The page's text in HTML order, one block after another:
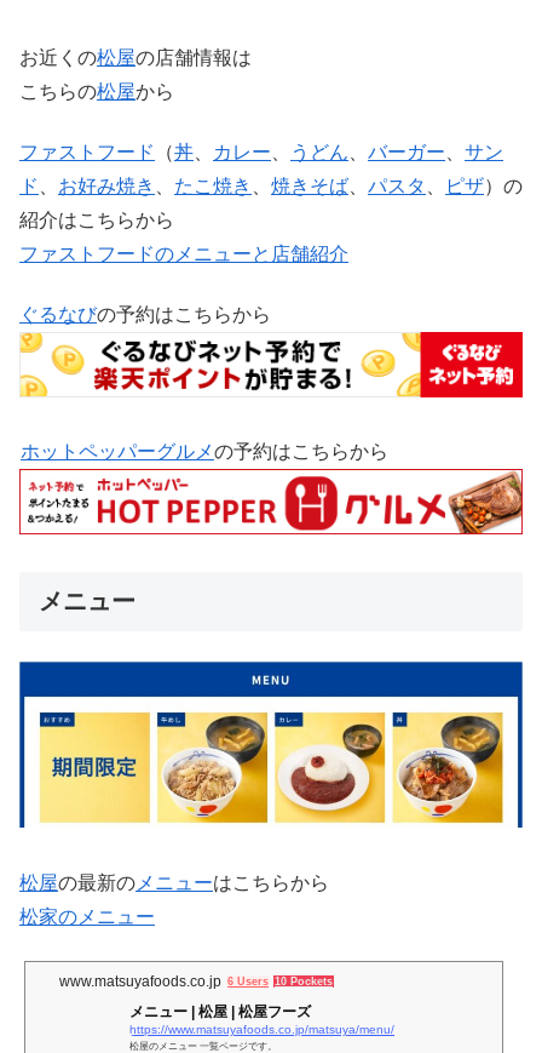
お近くの松屋の店舗情報は
こちらの松屋から
ファストフード （丼 カレー うどん バーガー
サン
ド
お好み焼き たこ焼き 焼きそば パスタ ピザ）の
紹介はこちらから
ファストフードのメニューと店舗紹介
ぐるなびの予約はこちらから
ホットペッパーグルメの予約はこちらから
メニュー
松屋の最新の メニューはこちらから
松家のメニュー
www.matsuyafoods.co.jp 6 Users 10 Pockets
メニュー | 松屋 | 松屋フーズ
https://www.matsuyafoods.co.jp/matsuya/menu/
松屋のメニュー 一覧ページです。